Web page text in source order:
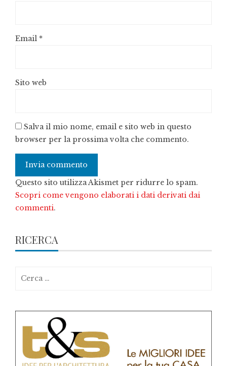
Email *
Sito web
Salva il mio nome, email e sito web in questo
browser per la prossima volta che commento.
Questo sito utilizza Akismet per ridurre lo spam.
Scopri come vengono elaborati i dati derivati dai
commenti.
RICERCA